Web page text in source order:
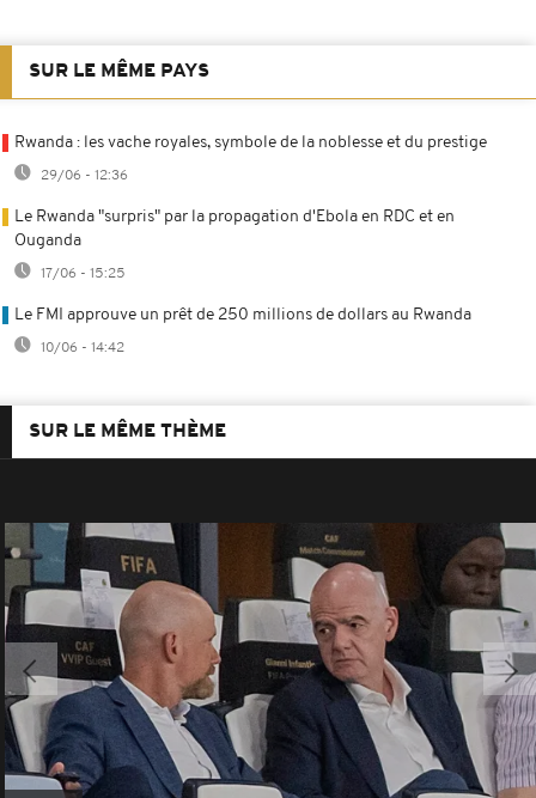
SUR LE MÊME PAYS
Rwanda : les vache royales, symbole de la noblesse et du prestige
29/06 - 12:36
Le Rwanda "surpris" par la propagation d'Ebola en RDC et en
Ouganda
17/06 - 15:25
Le FMI approuve un prêt de 250 millions de dollars au Rwanda
10/06 - 14:42
SUR LE MÊME THÈME